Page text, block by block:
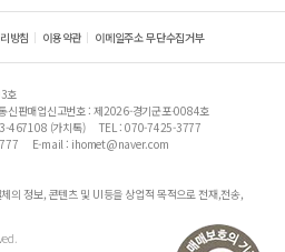
방침 이용약관 이메일주소 무단수집거부
호
신판매업신고번호 : 제2026-경기군포-0084호
467108 (가치톡)
TEL : 070-7425-3777
E-mail : ihomet@naver.com
의 정보, 콘텐츠 및 UI등을 상업적 목적으로 전재,전송,